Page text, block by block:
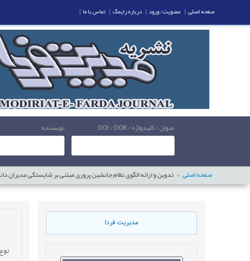
عنوان / کلیدواژه / DOI / DOR نویسنده
صفحه اصلی تدوین و ارائه الگوی نظام جانشین پروری مبتنی بر شایستگی مدیران
مدیریت فردا
صفحه اصلی | عضویت/ ورود | درباره رایمگ | تماس با ما |